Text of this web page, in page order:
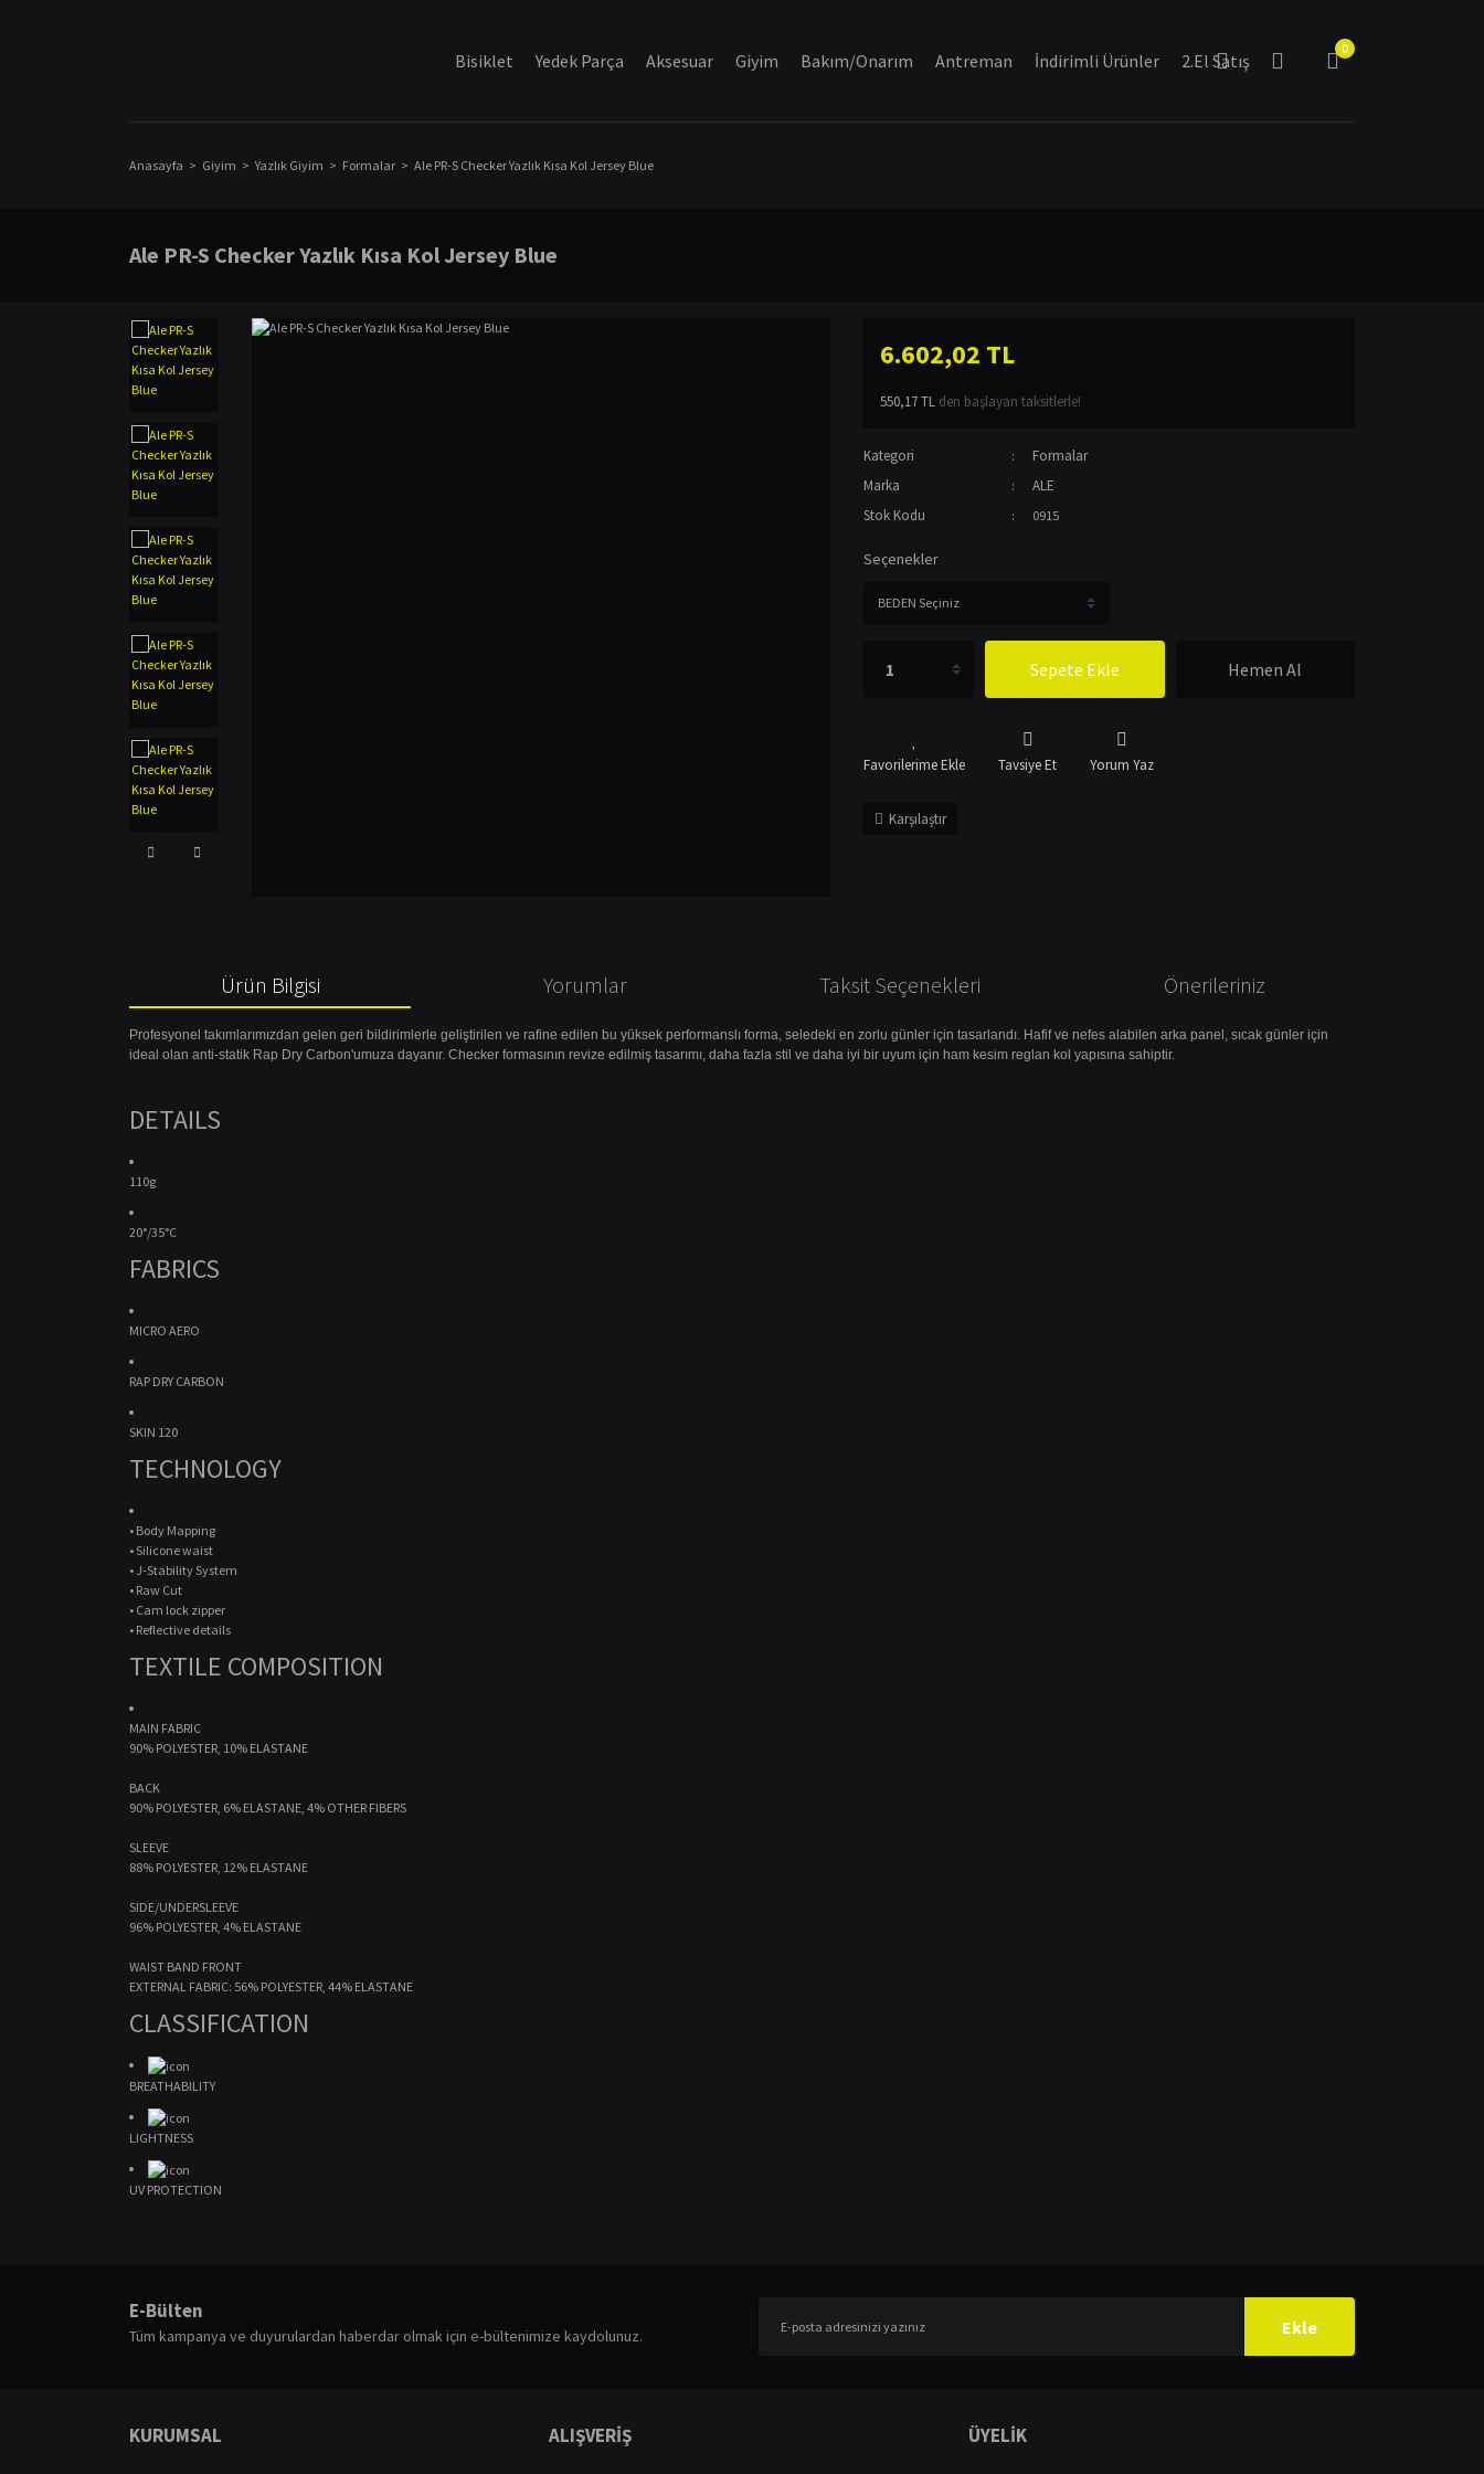
Bisiklet Yedek Parça Aksesuar Giyim Bakım/Onarım Antreman İndirimli Ürünler 2.El Satış
0
Anasayfa Giyim Yazlık Giyim Formalar Ale PR-S Checker Yazlık Kısa Kol Jersey Blue
Ale PR-S Checker Yazlık Kısa Kol Jersey Blue
6.602,02 TL
550,17 TL den başlayan taksitlerle!
Kategori
Formalar
Marka
ALE
Stok Kodu
0915
Seçenekler
Sepete Ekle Hemen Al
Tavsiye Et Yorum Yaz
Karşılaştır
Ürün Bilgisi Yorumlar Taksit Seçenekleri Önerileriniz
Profesyonel takımlarımızdan gelen geri bildirimlerle geliştirilen ve rafine edilen bu yüksek performanslı forma, seledeki en zorlu günler için tasarlandı. Hafif ve nefes alabilen arka panel, sıcak günler için
ideal olan anti-statik Rap Dry Carbon'umuza dayanır. Checker formasının revize edilmiş tasarımı, daha fazla stil ve daha iyi bir uyum için ham kesim reglan kol yapısına sahiptir.
DETAILS
110g
20°/35°C
FABRICS
MICRO AERO
RAP DRY CARBON
SKIN 120
TECHNOLOGY
• Body Mapping
• Silicone waist
• J-Stability System
• Raw Cut
• Cam lock zipper
• Reflective details
TEXTILE COMPOSITION
MAIN FABRIC
90% POLYESTER, 10% ELASTANE
BACK
90% POLYESTER, 6% ELASTANE, 4% OTHER FIBERS
SLEEVE
88% POLYESTER, 12% ELASTANE
SIDE/UNDERSLEEVE
96% POLYESTER, 4% ELASTANE
WAIST BAND FRONT
EXTERNAL FABRIC: 56% POLYESTER, 44% ELASTANE
CLASSIFICATION
BREATHABILITY
LIGHTNESS
UV PROTECTION
Ürün resmi kalitesiz, bozuk veya görüntülenemiyor.
Ürün fiyatı diğer sitelerden daha pahalı.
E-Bülten
Tüm kampanya ve duyurulardan haberdar olmak için e-bültenimize kaydolunuz. Ekle
KURUMSAL ALIŞVERİŞ ÜYELİK